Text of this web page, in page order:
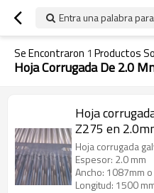
Entra una palabra
Se Encontraron 1 Productos
Hoja Corrugada De 2.0
Hoja
Z275 en
Hoja corrugada
Espesor: 2.0 mm
Ancho: 1087mm
Longitud: 1500